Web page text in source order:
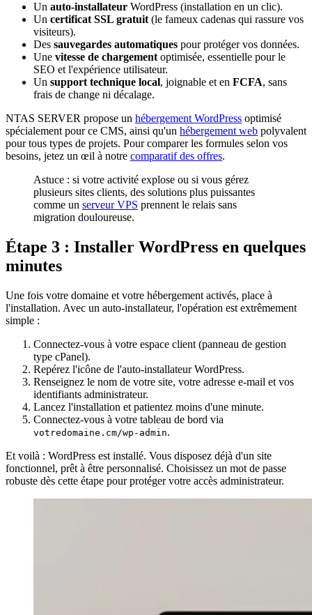
Un auto-installateur WordPress (installation en un clic).
Un certificat SSL gratuit (le fameux cadenas qui rassure vos
visiteurs).
Des sauvegardes automatiques pour protéger vos données.
Une vitesse de chargement optimisée, essentielle pour le
SEO et l'expérience utilisateur.
Un support technique local, joignable et en FCFA, sans
frais de change ni décalage.
NTAS SERVER propose un hébergement WordPress optimisé
spécialement pour ce CMS, ainsi qu'un hébergement web polyvalent
pour tous types de projets. Pour comparer les formules selon vos
besoins, jetez un œil à notre comparatif des offres.
Astuce : si votre activité explose ou si vous gérez
plusieurs sites clients, des solutions plus puissantes
comme un serveur VPS prennent le relais sans
migration douloureuse.
Étape 3 : Installer WordPress en quelques
minutes
Une fois votre domaine et votre hébergement activés, place à
l'installation. Avec un auto-installateur, l'opération est extrêmement
simple :
Connectez-vous à votre espace client (panneau de gestion
type cPanel).
Repérez l'icône de l'auto-installateur WordPress.
Renseignez le nom de votre site, votre adresse e-mail et vos
identifiants administrateur.
Lancez l'installation et patientez moins d'une minute.
Connectez-vous à votre tableau de bord via
votredomaine.cm/wp-admin.
Et voilà : WordPress est installé. Vous disposez déjà d'un site
fonctionnel, prêt à être personnalisé. Choisissez un mot de passe
robuste dès cette étape pour protéger votre accès administrateur.